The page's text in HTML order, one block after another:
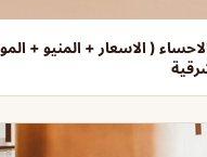
( الاسعار + المنيو +